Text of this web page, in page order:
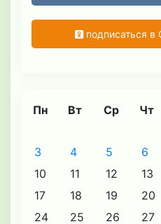
подписаться в
Пн Вт Ср Чт
3
4 5 6
10
11 12 13
17
18 19 20
24
25 26 27